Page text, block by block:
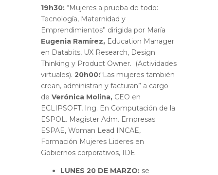
19h30: “Mujeres a prueba de todo:
Tecnología, Maternidad y
Emprendimientos” dirigida por María
Eugenia Ramírez, Education Manager
en Databits, UX Research, Design
Thinking y Product Owner. (Actividades
virtuales). 20h00:“Las mujeres también
crean, administran y facturan” a cargo
de Verónica Molina, CEO en
ECLIPSOFT, Ing. En Computación de la
ESPOL. Magister Adm. Empresas
ESPAE, Woman Lead INCAE,
Formación Mujeres Lideres en
Gobiernos corporativos, IDE.
LUNES 20 DE MARZO: se